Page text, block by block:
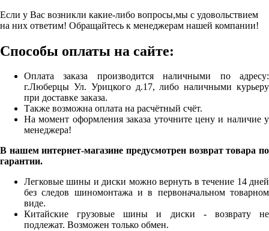
Если у Вас возникли какие-либо вопросы,мы с удовольствием
на них ответим! Обращайтесь к менеджерам нашей компании!
Способы оплаты на сайте:
Оплата заказа производится наличными по адресу:
г.Люберцы Ул. Урицкого д.17, либо наличными курьеру
при доставке заказа.
Также возможна оплата на расчётный счёт.
На момент оформления заказа уточните цену и наличие у
менеджера!
В нашем интернет-магазине предусмотрен возврат товара по
гарантии.
Легковые шины и диски можно вернуть в течение 14 дней
без следов шиномонтажа и в первоначальном товарном
виде.
Китайские грузовые шины и диски - возврату не
подлежат. Возможен только обмен.